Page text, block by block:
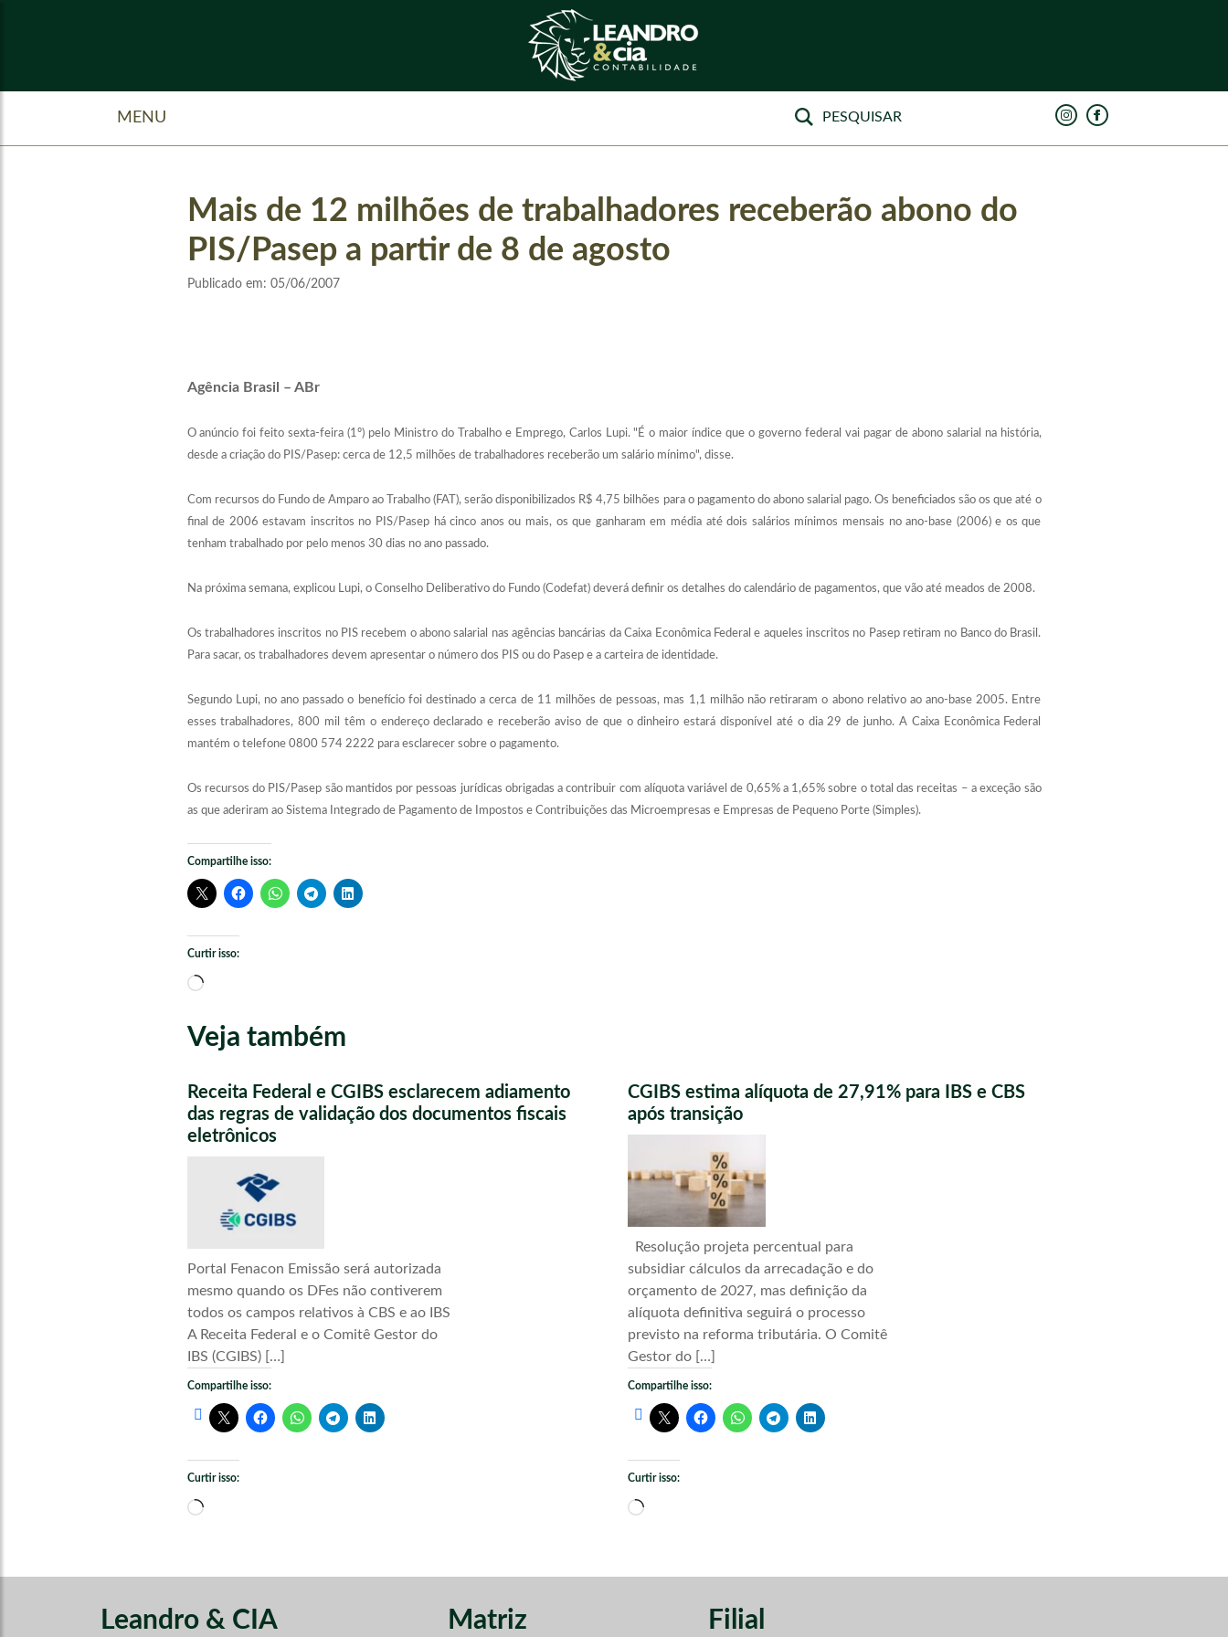
MENU
Mais de 12 milhões de trabalhadores receberão abono do
PIS/Pasep a partir de 8 de agosto
Publicado em: 05/06/2007
Agência Brasil – ABr
O anúncio foi feito sexta-feira (1º) pelo Ministro do Trabalho e Emprego, Carlos Lupi. "É o maior índice que o governo federal vai pagar de abono salarial na história,
desde a criação do PIS/Pasep: cerca de 12,5 milhões de trabalhadores receberão um salário mínimo", disse.
Com recursos do Fundo de Amparo ao Trabalho (FAT), serão disponibilizados R$ 4,75 bilhões para o pagamento do abono salarial pago. Os beneficiados são os que até o
final de 2006 estavam inscritos no PIS/Pasep há cinco anos ou mais, os que ganharam em média até dois salários mínimos mensais no ano-base (2006) e os que
tenham trabalhado por pelo menos 30 dias no ano passado.
Na próxima semana, explicou Lupi, o Conselho Deliberativo do Fundo (Codefat) deverá definir os detalhes do calendário de pagamentos, que vão até meados de 2008.
Os trabalhadores inscritos no PIS recebem o abono salarial nas agências bancárias da Caixa Econômica Federal e aqueles inscritos no Pasep retiram no Banco do Brasil.
Para sacar, os trabalhadores devem apresentar o número dos PIS ou do Pasep e a carteira de identidade.
Segundo Lupi, no ano passado o benefício foi destinado a cerca de 11 milhões de pessoas, mas 1,1 milhão não retiraram o abono relativo ao ano-base 2005. Entre
esses trabalhadores, 800 mil têm o endereço declarado e receberão aviso de que o dinheiro estará disponível até o dia 29 de junho. A Caixa Econômica Federal
mantém o telefone 0800 574 2222 para esclarecer sobre o pagamento.
Os recursos do PIS/Pasep são mantidos por pessoas jurídicas obrigadas a contribuir com alíquota variável de 0,65% a 1,65% sobre o total das receitas – a exceção são
as que aderiram ao Sistema Integrado de Pagamento de Impostos e Contribuições das Microempresas e Empresas de Pequeno Porte (Simples).
Compartilhe isso:
Curtir isso:
Carregando...
Veja também
Receita Federal e CGIBS esclarecem adiamento
das regras de validação dos documentos fiscais
eletrônicos
Portal Fenacon Emissão será autorizada
mesmo quando os DFes não contiverem
todos os campos relativos à CBS e ao IBS
A Receita Federal e o Comitê Gestor do
IBS (CGIBS) […]
Compartilhe isso:
Curtir isso:
Carregando...
CGIBS estima alíquota de 27,91% para IBS e CBS
após transição
Resolução projeta percentual para
subsidiar cálculos da arrecadação e do
orçamento de 2027, mas definição da
alíquota definitiva seguirá o processo
previsto na reforma tributária. O Comitê
Gestor do […]
Compartilhe isso:
Curtir isso:
Carregando...
Leandro & CIA Matriz Filial